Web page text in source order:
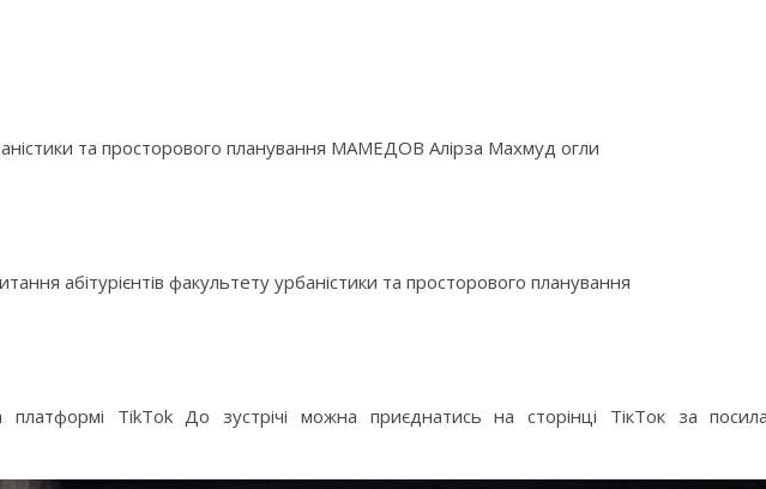
та просторового планування МАМЕДОВ Алірза Махмуд огли
абітурієнтів факультету урбаністики та просторового планування
платформі TikTok До зустрічі можна приєднатись на сторінці ТікТок за